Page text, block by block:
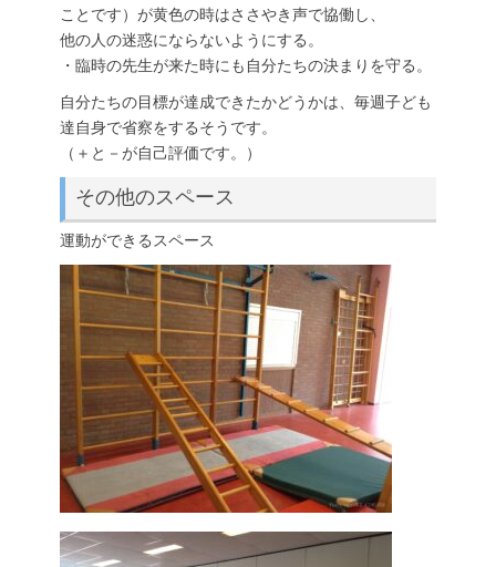
ことです）が黄色の時はささやき声で協働し、
他の人の迷惑にならないようにする。
・臨時の先生が来た時にも自分たちの決まりを守る。
自分たちの目標が達成できたかどうかは、毎週子ども
達自身で省察をするそうです。
（＋と－が自己評価です。）
その他のスペース
運動ができるスペース